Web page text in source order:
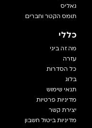
גאליס
תומס הקטר וחברים
כללי
מה זה ביגי
עזרה
כל הסדרות
בלוג
תנאי שימוש
מדיניות פרטיות
יצירת קשר
מדיניות ביטול חשבון